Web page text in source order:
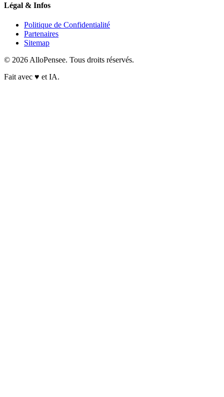
Légal & Infos
Politique de Confidentialité
Partenaires
Sitemap
© 2026 AlloPensee. Tous droits réservés.
Fait avec ♥ et IA.